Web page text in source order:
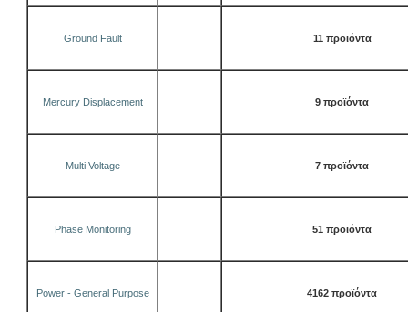
Ground Fault 11 προϊόντα
Mercury Displacement 9 προϊόντα
Multi Voltage 7 προϊόντα
Phase Monitoring 51 προϊόντα
Power - General Purpose 4162 προϊόντα